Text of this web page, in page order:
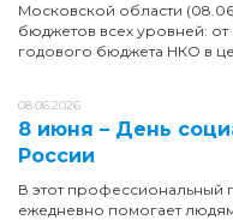
Московской области
бюджетов всех уровней:
годового бюджета НКО в
08.06.2026
8 июня – День
России
В этот профессиональный
ежедневно помогает